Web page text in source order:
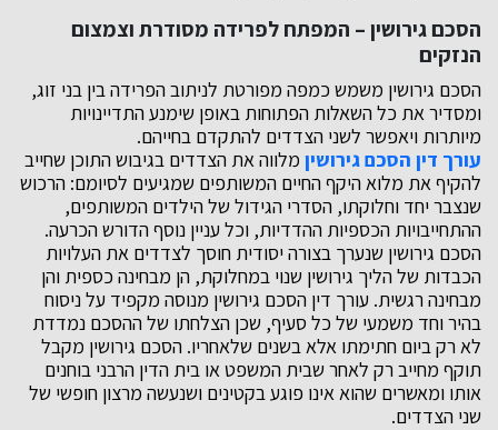
הסכם גירושין – המפתח לפרידה מסודרת וצמצום
הנזקים
הסכם גירושין משמש כמפה מפורטת לניתוב הפרידה בין בני זוג,
ומסדיר את כל השאלות הפתוחות באופן שימנע התדיינויות
מיותרות ויאפשר לשני הצדדים להתקדם בחייהם.
עורך דין הסכם גירושין מלווה את הצדדים בגיבוש התוכן שחייב
להקיף את מלוא היקף החיים המשותפים שמגיעים לסיומם: הרכוש
שנצבר יחד וחלוקתו, הסדרי הגידול של הילדים המשותפים,
ההתחייבויות הכספיות ההדדיות, וכל עניין נוסף הדורש הכרעה.
הסכם גירושין שנערך בצורה יסודית חוסך לצדדים את העלויות
הכבדות של הליך גירושין שנוי במחלוקת, הן מבחינה כספית והן
מבחינה רגשית. עורך דין הסכם גירושין מנוסה מקפיד על ניסוח
בהיר וחד משמעי של כל סעיף, שכן הצלחתו של ההסכם נמדדת
לא רק ביום חתימתו אלא בשנים שלאחריו. הסכם גירושין מקבל
תוקף מחייב רק לאחר שבית המשפט או בית הדין הרבני בוחנים
אותו ומאשרים שהוא אינו פוגע בקטינים ושנעשה מרצון חופשי של
שני הצדדים.